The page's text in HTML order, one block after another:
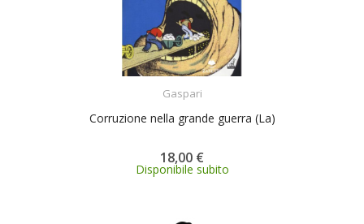
Gaspari
Corruzione nella grande guerra (La)
18,00 €
Disponibile subito